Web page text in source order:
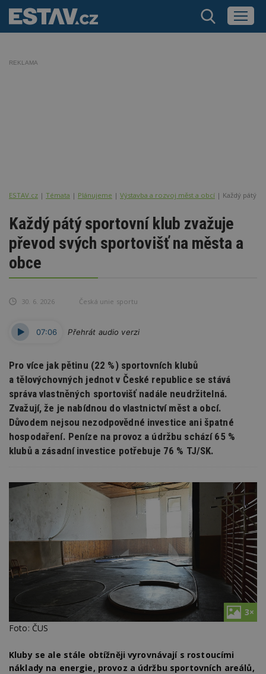
REKLAMA
ESTAV.cz Témata Plánujeme Výstavba a rozvoj měst a obcí Každý pátý
Každý pátý sportovní klub zvažuje
převod svých sportovišť na města a
obce
30. 6. 2026 Česká unie sportu
07:06 Přehrát audio verzi
Pro více jak pětinu (22 %) sportovních klubů
a tělovýchovných jednot v České republice se stává
správa vlastněných sportovišť nadále neudržitelná.
Zvažují, že je nabídnou do vlastnictví měst a obcí.
Důvodem nejsou nezodpovědné investice ani špatné
hospodaření. Peníze na provoz a údržbu schází 65 %
klubů a zásadní investice potřebuje 76 % TJ/SK.
3×
Foto: ČUS
Kluby se ale stále obtížněji vyrovnávají s rostoucími
náklady na energie, provoz a údržbu sportovních areálů,